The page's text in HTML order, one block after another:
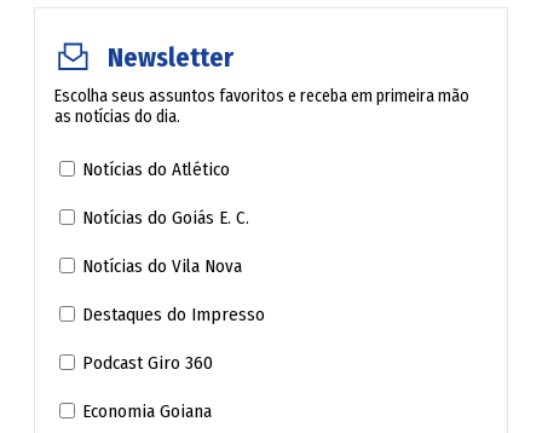
Newsletter
Escolha seus assuntos favoritos e receba em primeira mão
as notícias do dia.
Notícias do Atlético
Notícias do Goiás E. C.
Notícias do Vila Nova
Destaques do Impresso
Podcast Giro 360
Economia Goiana